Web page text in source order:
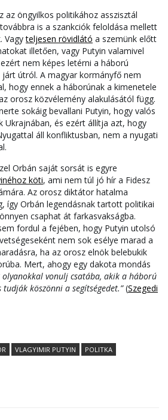
az öngyilkos politikához asszisztál
is a szankciók feloldása mellett
Vagyteljesen rövidlátó a szemünk előtt
illetően, vagy Putyin valamivel
nem képes letérni a háború
útról. A magyar kormányfő nem
hogy ennek a háborúnak a kimenetele
orosz közvélemény alakulásától függ.
sokáig bevallani Putyin, hogy valós
Ukrajnában, és ezért állítja azt, hogy
áll konfliktusban, nem a nyugati
Orbán saját sorsát is egyre
köti, ami nem túl jó hír a Fidesz
Az orosz diktátor hatalma
így Orbán legendásnak tartott politikai
csaphat át farkasvakságba.
fordul a fejében, hogy Putyin utolsó
nem sok esélye marad a
ha az orosz elnök belebukik
Mert, ahogy egy dakota mondás
olyanokkal vonulj csatába, akik a háború
tudják köszönni a segítségedet.”(Szegedi
VLAGYIMIR PUTYIN
POLITKA